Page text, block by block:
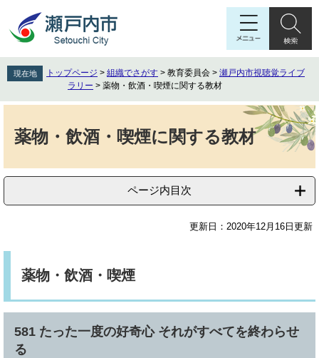
先
頭
を
飛
へ
現在地 トップページ > 組織でさがす > 教育委員会 > 瀬戸内市視聴覚ライブ
ラリー > 薬物・飲酒・喫煙に関する教材
薬物・飲酒・喫煙に関する教材
ページ内目次
更新日：2020年12月16日更新
薬物・飲酒・喫煙
581 たった一度の好奇心 それがすべてを終わらせ
る